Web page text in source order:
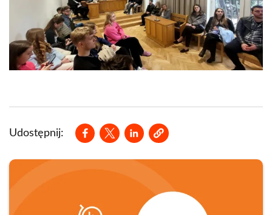
Udostępnij:
Opens in a new window
Opens in a new window
Opens in a new window